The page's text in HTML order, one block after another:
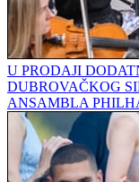
U PRODAJI
DUBROVAČKOG
ANSAMBLA